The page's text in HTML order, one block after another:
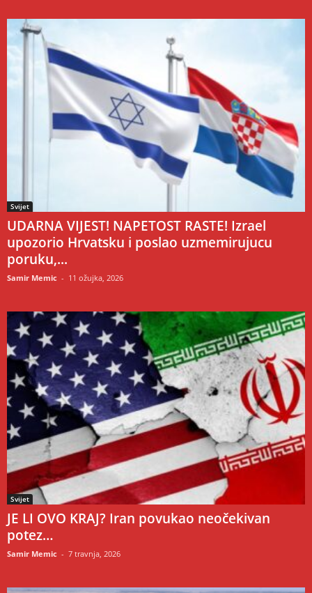
Svijet
UDARNA VIJEST! NAPETOST RASTE! Izrael
upozorio Hrvatsku i poslao uzmemirujucu
poruku,...
Samir Memic - 11 ožujka, 2026
Svijet
JE LI OVO KRAJ? Iran povukao neočekivan
potez…
Samir Memic - 7 travnja, 2026